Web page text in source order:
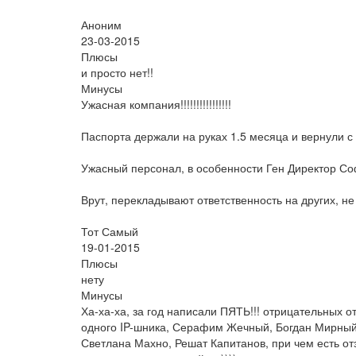
Аноним
23-03-2015
Плюсы
и просто нет!!
Минусы
Ужасная компания!!!!!!!!!!!!!!!!
Паспорта держали на руках 1.5 месяца и вернули с
Ужасный персонал, в особенности Ген Директор
Врут, перекладывают ответственность на других,
Тот Самый
19-01-2015
Плюсы
нету
Минусы
Ха-ха-ха, за год написали ПЯТЬ!!! отрицательных
одного IP-шника, Серафим Жечный, Богдан
Светлана Махно, Решат Капитанов, при чем есть